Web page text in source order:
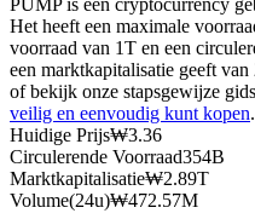
Kopiëren Handel
Sluit je aan bij top traders
PUMP is een cryptocurrency
Het heeft een maximale
voorraad van 1T en een
een marktkapitalisatie geeft
of bekijk onze stapsgewijze
veilig en eenvoudig kunt kopen.
Huidige Prijs₩3.36
Circulerende Voorraad354B
Marktkapitalisatie₩2.89T
Volume(24u)₩472.57M